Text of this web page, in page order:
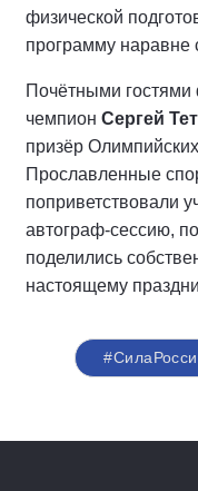
физической
программу наравне
Почётными гостями
чемпион Сергей
призёр
Прославленные
поприветствовали
автограф-сессию,
поделились
настоящему